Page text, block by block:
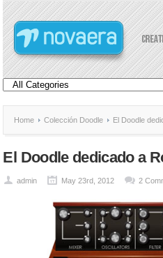
Home Colección Doodle El Doodle
El Doodle dedicado a
admin May 23rd, 2012 2